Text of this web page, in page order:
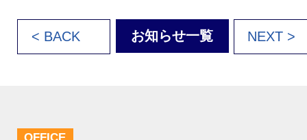
< BACK お知らせ一覧 NEXT >